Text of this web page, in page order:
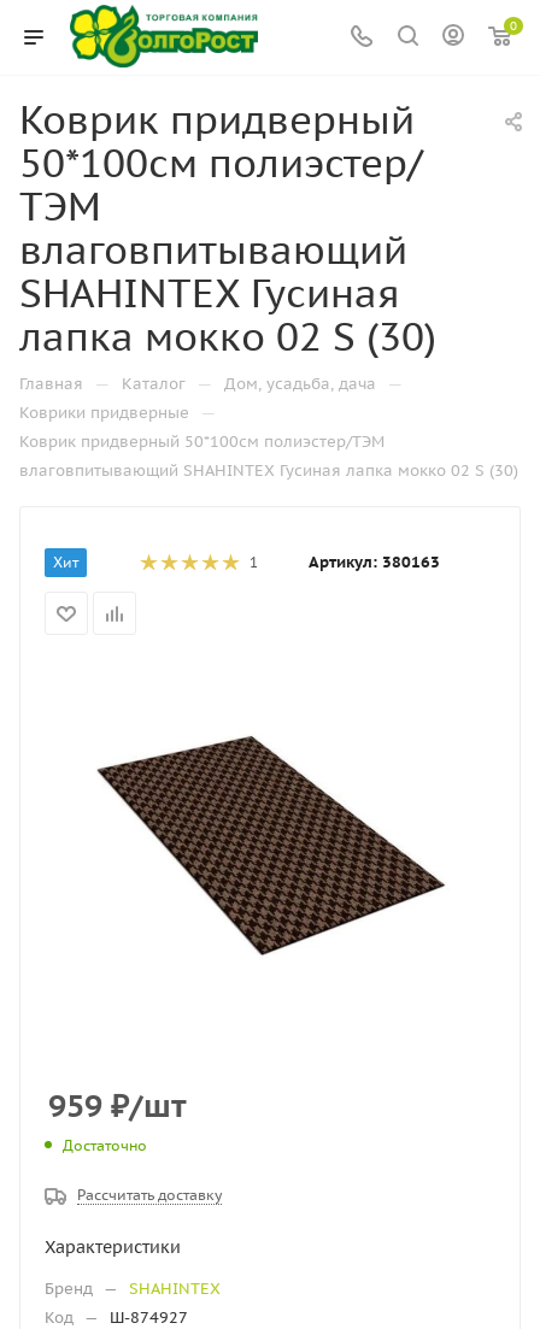
0
Коврик придверный
50*100см полиэстер/
ТЭМ
влаговпитывающий
SHAHINTEX Гусиная
лапка мокко 02 S (30)
Главная — Каталог — Дом, усадьба, дача —
Коврики придверные —
Коврик придверный 50*100см полиэстер/ТЭМ
влаговпитывающий SHAHINTEX Гусиная лапка мокко 02 S (30)
Хит 1 Артикул: 380163
959 ₽/шт
Достаточно
Рассчитать доставку
Характеристики
Бренд —
SHAHINTEX
Код —
Ш-874927